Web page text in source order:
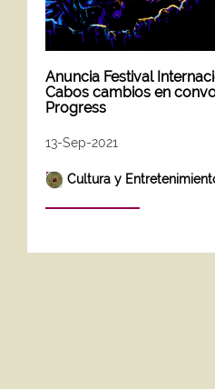
Anuncia Festival
Cabos cambios en
Progress
13-Sep-2021
Cultura y